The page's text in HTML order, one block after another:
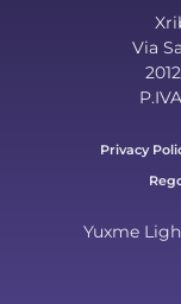
Via
Privacy
Yuxme